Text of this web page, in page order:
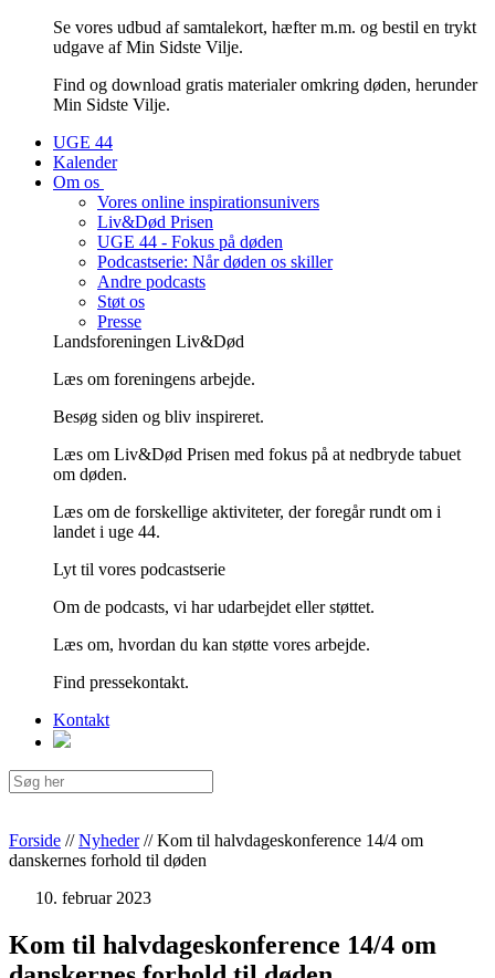
Se vores udbud af samtalekort, hæfter m.m. og bestil en trykt
udgave af Min Sidste Vilje.
Find og download gratis materialer omkring døden, herunder
Min Sidste Vilje.
UGE 44
Kalender
Om os
Vores online inspirationsunivers
Liv&Død Prisen
UGE 44 - Fokus på døden
Podcastserie: Når døden os skiller
Andre podcasts
Støt os
Presse
Landsforeningen Liv&Død
Læs om foreningens arbejde.
Besøg siden og bliv inspireret.
Læs om Liv&Død Prisen med fokus på at nedbryde tabuet
om døden.
Læs om de forskellige aktiviteter, der foregår rundt om i
landet i uge 44.
Lyt til vores podcastserie
Om de podcasts, vi har udarbejdet eller støttet.
Læs om, hvordan du kan støtte vores arbejde.
Find pressekontakt.
Kontakt
Forside //Nyheder//Kom til halvdageskonference 14/4 om
danskernes forhold til døden
10. februar 2023
Kom til halvdageskonference 14/4 om